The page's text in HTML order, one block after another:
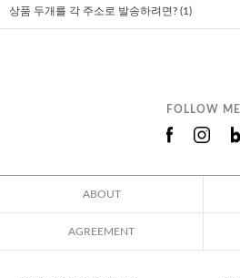
상품 두개를 각 주소로 발송하려면? (1)
FOLLOW ME
ABOUT
AGREEMENT